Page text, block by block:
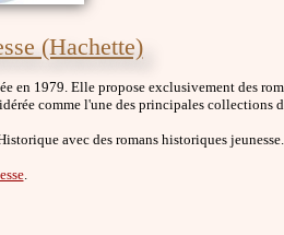
(Hachette)
en 1979. Elle propose exclusivement des
comme l'une des principales collections
avec des romans historiques jeunesse.
.